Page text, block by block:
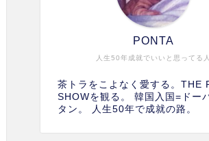
人生50年成就でいいと思ってる人
PONTA
茶トラをこよなく愛する。THE
SHOWを観る。 韓国入国=ドー
タン。 人生50年で成就の路。